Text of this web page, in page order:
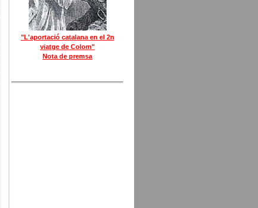
"L'aportació catalana en el 2n
viatge de Colom"
Nota de premsa